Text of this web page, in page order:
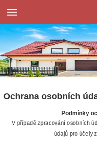
Ochrana osobních
Podmínky
V případě zpracování osobních
údajů pro účely